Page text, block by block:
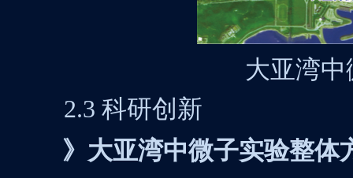
大亚湾
2.3科研创新
》大亚湾中微子实验整体